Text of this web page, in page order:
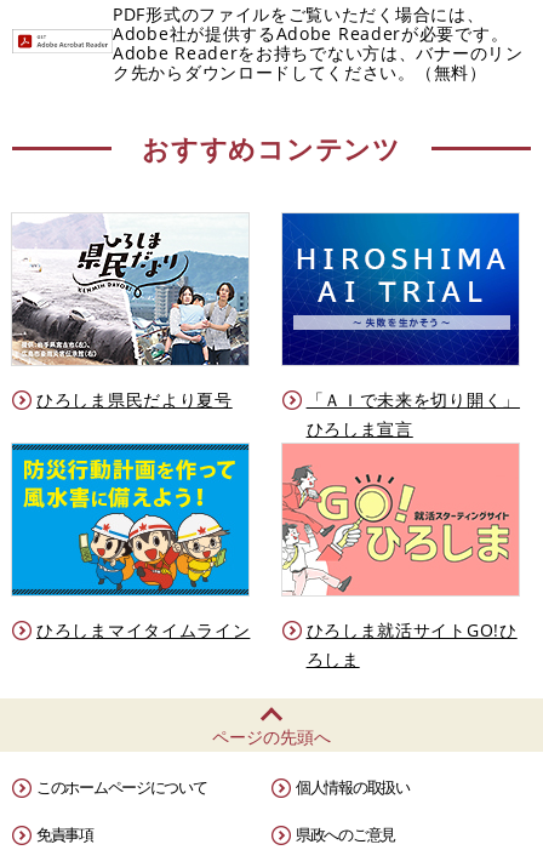
PDF形式のファイルをご覧いただく場合には、
Adobe社が提供するAdobe Readerが必要です。
Adobe Readerをお持ちでない方は、バナーのリン
ク先からダウンロードしてください。（無料）
おすすめコンテンツ
ひろしま県民だより夏号
「ＡＩで未来を切り開く」
ひろしま宣言
ひろしまマイタイムライン
ひろしま就活サイトGO!ひ
ろしま
ページの先頭へ
このホームページについて 個人情報の取扱い
免責事項 県政へのご意見